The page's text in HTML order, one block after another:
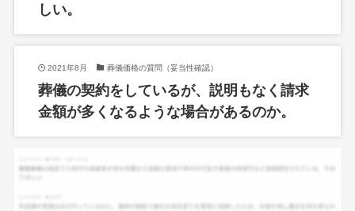
しい。
2021年8月 葬儀価格の質問（妥当性確認）
葬儀の契約をしているが、説明もなく請求
金額が多くなるような場合があるのか。